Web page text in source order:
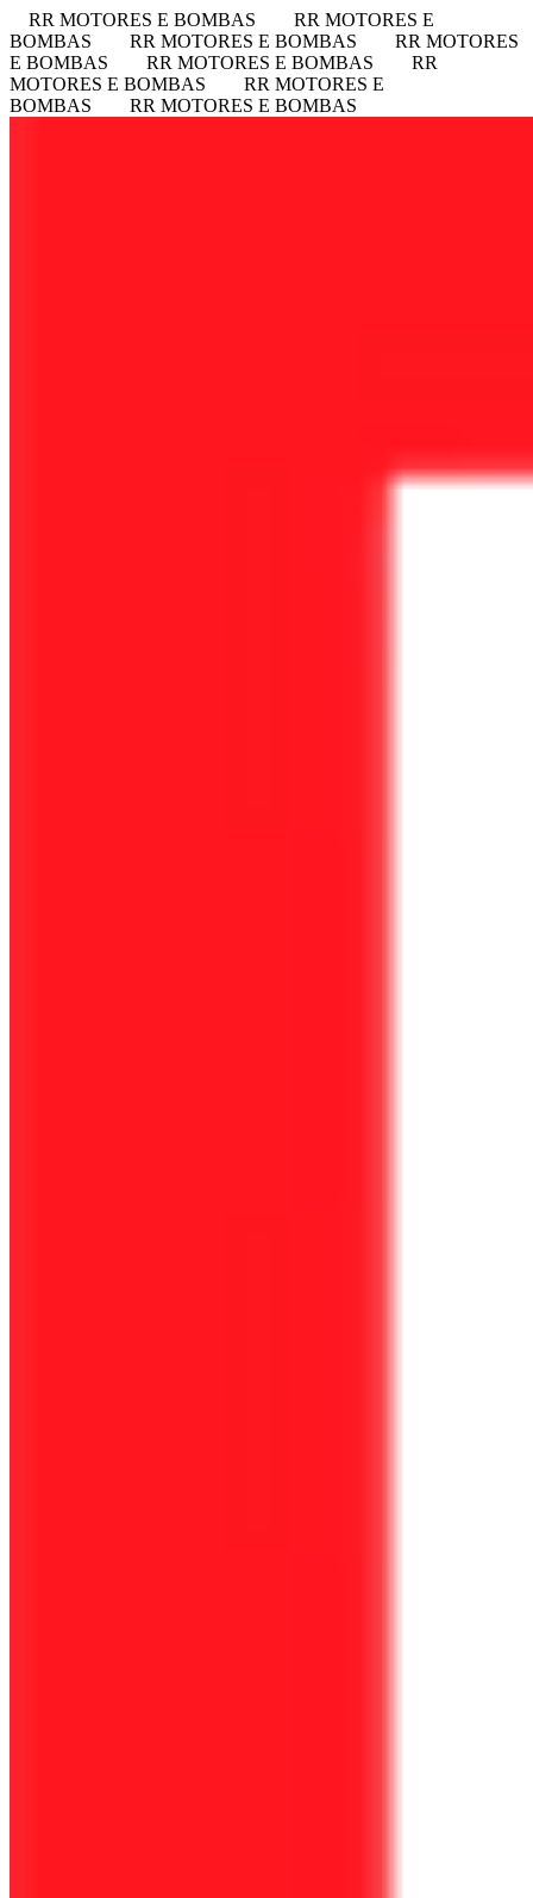
RR MOTORES E BOMBAS
RR MOTORES E
BOMBAS
RR MOTORES E BOMBAS
RR MOTORES
E BOMBAS
RR MOTORES E BOMBAS
RR
MOTORES E BOMBAS
RR MOTORES E
BOMBAS
RR MOTORES E BOMBAS